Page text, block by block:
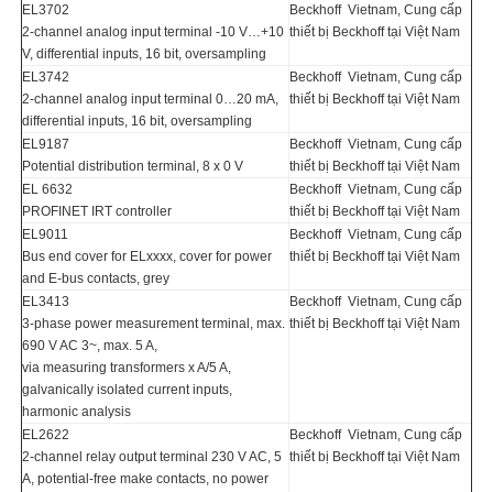
EL3702
2-channel analog input terminal -10 V…+10
V, differential inputs, 16 bit, oversampling
Beckhoff Vietnam, Cung cấp
thiết bị Beckhoff tại Việt Nam
EL3742
2-channel analog input terminal 0…20 mA,
differential inputs, 16 bit, oversampling
Beckhoff Vietnam, Cung cấp
thiết bị Beckhoff tại Việt Nam
EL9187
Potential distribution terminal, 8 x 0 V
Beckhoff Vietnam, Cung cấp
thiết bị Beckhoff tại Việt Nam
EL 6632
PROFINET IRT controller
Beckhoff Vietnam, Cung cấp
thiết bị Beckhoff tại Việt Nam
EL9011
Bus end cover for ELxxxx, cover for power
and E-bus contacts, grey
Beckhoff Vietnam, Cung cấp
thiết bị Beckhoff tại Việt Nam
EL3413
3-phase power measurement terminal, max.
690 V AC 3~, max. 5 A,
via measuring transformers x A/5 A,
galvanically isolated current inputs,
harmonic analysis
Beckhoff Vietnam, Cung cấp
thiết bị Beckhoff tại Việt Nam
EL2622
2-channel relay output terminal 230 V AC, 5
A, potential-free make contacts, no power
Beckhoff Vietnam, Cung cấp
thiết bị Beckhoff tại Việt Nam